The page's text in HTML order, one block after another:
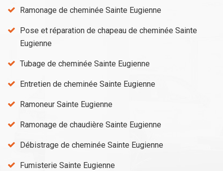
Ramonage de cheminée Sainte Eugienne
Pose et réparation de chapeau de cheminée Sainte
Eugienne
Tubage de cheminée Sainte Eugienne
Entretien de cheminée Sainte Eugienne
Ramoneur Sainte Eugienne
Ramonage de chaudière Sainte Eugienne
Débistrage de cheminée Sainte Eugienne
Fumisterie Sainte Eugienne